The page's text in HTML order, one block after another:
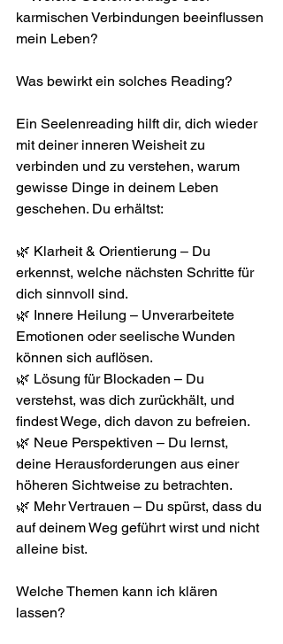
karmischen Verbindungen beeinflussen
mein Leben?
Was bewirkt ein solches Reading?
Ein Seelenreading hilft dir, dich wieder
mit deiner inneren Weisheit zu
verbinden und zu verstehen, warum
gewisse Dinge in deinem Leben
geschehen. Du erhältst:
🌿 Klarheit & Orientierung – Du
erkennst, welche nächsten Schritte für
dich sinnvoll sind.
🌿 Innere Heilung – Unverarbeitete
Emotionen oder seelische Wunden
können sich auflösen.
🌿 Lösung für Blockaden – Du
verstehst, was dich zurückhält, und
findest Wege, dich davon zu befreien.
🌿 Neue Perspektiven – Du lernst,
deine Herausforderungen aus einer
höheren Sichtweise zu betrachten.
🌿 Mehr Vertrauen – Du spürst, dass du
auf deinem Weg geführt wirst und nicht
alleine bist.
Welche Themen kann ich klären
lassen?